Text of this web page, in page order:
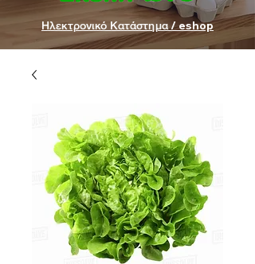
Ηλεκτρονικό Κατάστημα / eshop